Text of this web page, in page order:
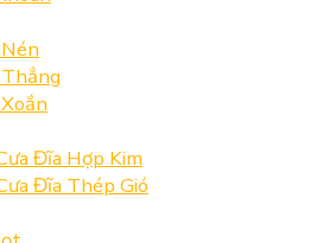
Đĩa Hợp Kim
Đĩa Thép Gió